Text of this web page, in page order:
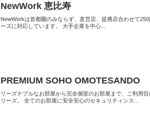
NewWork 恵比寿
NewWorkは首都圏のみならず、直営店、提携店合わせて
ーズに対応しています。 大手企業を中心...
PREMIUM SOHO OMOTESANDO
リーズナブルなお部屋から完全個室のお部屋まで、ご利用
リーズ。 全てのお部屋に安全安心のセキュリティシス...